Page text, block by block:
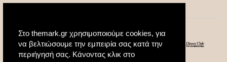
Στο themark.gr χρησιμοποιούμε cookies, για
να βελτιώσουμε την εμπειρία σας κατά την
περιήγησή σας. Κάνοντας κλικ στο